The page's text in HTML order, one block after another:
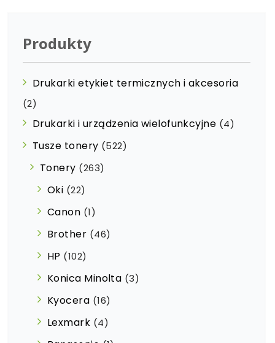
Produkty
Drukarki etykiet termicznych i akcesoria
(2)
Drukarki i urządzenia wielofunkcyjne (4)
Tusze tonery (522)
Tonery (263)
Oki (22)
Canon (1)
Brother (46)
HP (102)
Konica Minolta (3)
Kyocera (16)
Lexmark (4)